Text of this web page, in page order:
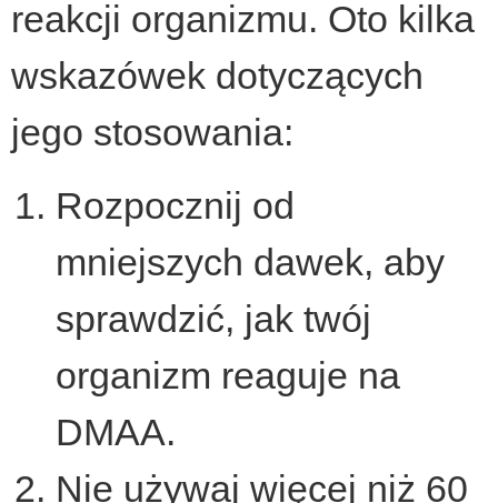
reakcji organizmu. Oto kilka
wskazówek dotyczących
jego stosowania:
Rozpocznij od
mniejszych dawek, aby
sprawdzić, jak twój
organizm reaguje na
DMAA.
Nie używaj więcej niż 60